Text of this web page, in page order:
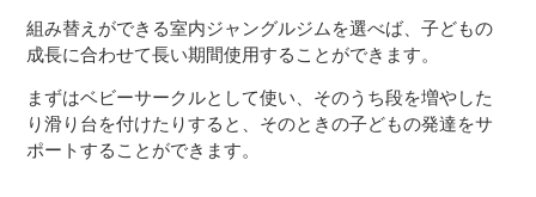
組み替えができる室内ジャングルジムを選べば、子どもの
成長に合わせて長い期間使用することができます。
まずはベビーサークルとして使い、そのうち段を増やした
り滑り台を付けたりすると、そのときの子どもの発達をサ
ポートすることができます。